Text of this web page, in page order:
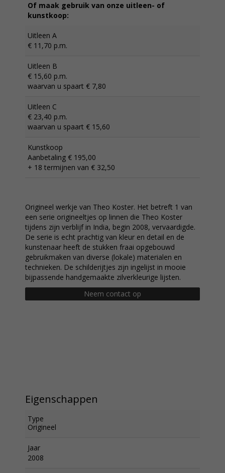
Of maak gebruik van onze uitleen- of
kunstkoop:
Uitleen A
€ 11,70 p.m.
Uitleen B
€ 15,60 p.m.
waarvan u spaart € 7,80
Uitleen C
€ 23,40 p.m.
waarvan u spaart € 15,60
Kunstkoop
Aanbetaling € 195,00
+ 18 termijnen van € 32,50
Origineel werkje van Theo Koster. Het betreft 1 van
een serie origineeltjes op linnen die Theo Koster
tijdens zijn verblijf in India, begin 2008, vervaardigde.
De serie is echt prachtig van kleur en detail en de
kunstenaar heeft de stukken fraai opgebouwd
gebruikmaken van diverse (lokale) materialen en
technieken. De schilderijtjes zijn ingelijst in mooie
bijpassende handgemaakte zilverkleurige lijsten.
Neem contact op
Eigenschappen
Type
Origineel
Jaar
2008